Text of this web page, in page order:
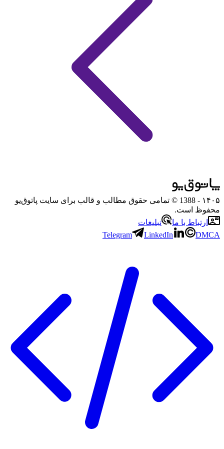
۱۴۰۵
- 1388 © تمامی حقوق مطالب و قالب برای سایت پاتوق‌یو
محفوظ است.
ارتباط با ما
تبلیغات
Telegram
LinkedIn DMCA